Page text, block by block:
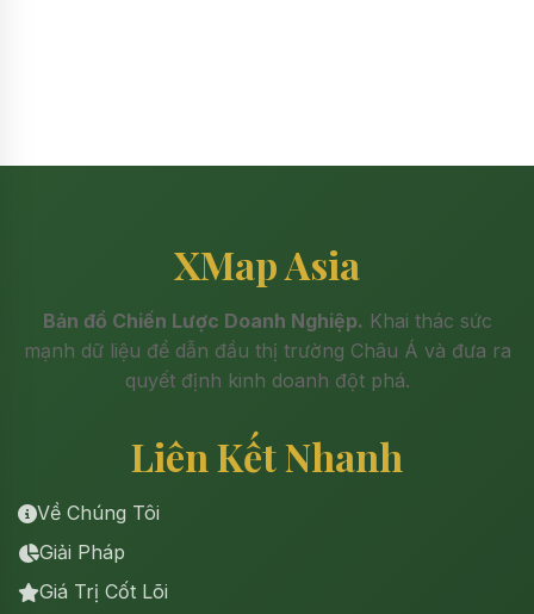
XMap Asia
Bản đồ Chiến Lược Doanh Nghiệp. Khai thác sức
mạnh dữ liệu để dẫn đầu thị trường Châu Á và đưa ra
quyết định kinh doanh đột phá.
Liên Kết Nhanh
Về Chúng Tôi
Giải Pháp
Giá Trị Cốt Lõi